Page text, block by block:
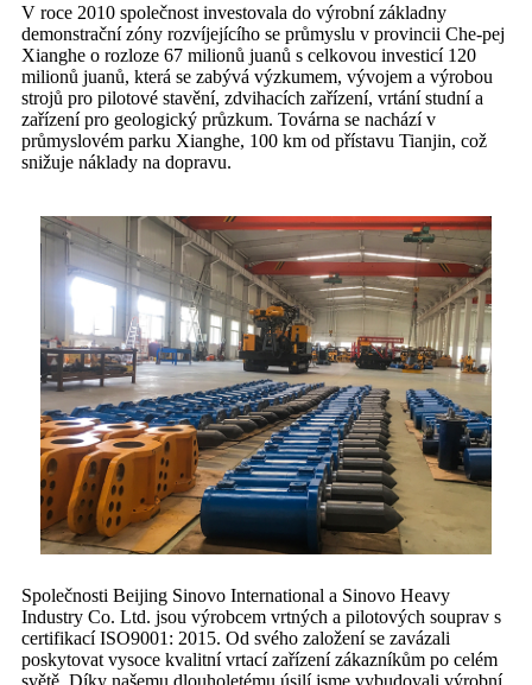
V roce 2010 společnost investovala do výrobní základny
demonstrační zóny rozvíjejícího se průmyslu v provincii Che-pej
Xianghe o rozloze 67 milionů juanů s celkovou investicí 120
milionů juanů, která se zabývá výzkumem, vývojem a výrobou
strojů pro pilotové stavění, zdvihacích zařízení, vrtání studní a
zařízení pro geologický průzkum. Továrna se nachází v
průmyslovém parku Xianghe, 100 km od přístavu Tianjin, což
snižuje náklady na dopravu.
Společnosti Beijing Sinovo International a Sinovo Heavy
Industry Co. Ltd. jsou výrobcem vrtných a pilotových souprav s
certifikací ISO9001: 2015. Od svého založení se zavázali
poskytovat vysoce kvalitní vrtací zařízení zákazníkům po celém
světě. Díky našemu dlouholetému úsilí jsme vybudovali výrobní